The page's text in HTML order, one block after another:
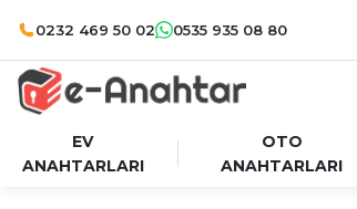
0232 469 50 02 0535 935 08 80
EV
ANAHTARLARI
OTO
ANAHTARLARI